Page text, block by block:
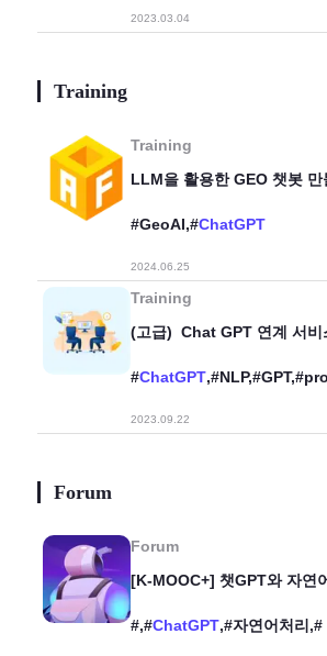
2023.03.04
Training
Training
LLM을 활용한 GEO 챗봇 만
#GeoAI,#ChatGPT
2024.06.25
Training
(고급) Chat GPT 연계 서비
#ChatGPT
2023.09.22
Forum
Forum
[K-MOOC+] 챗GPT와 자연
#,#ChatGPT,#자연어처리,#